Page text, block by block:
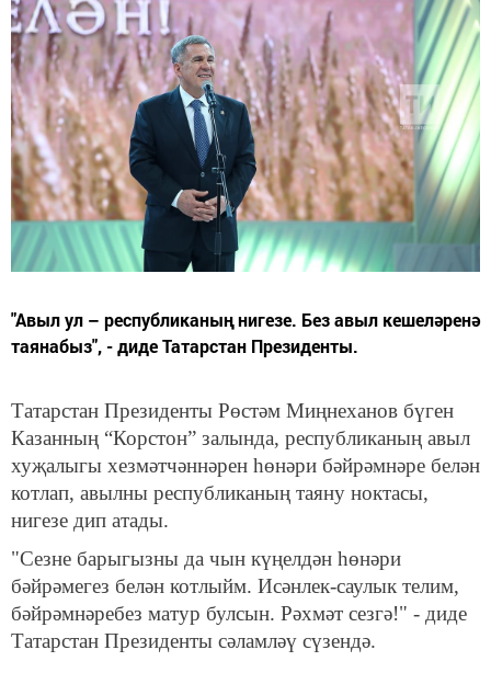
"Авыл ул – республиканың нигезе. Без авыл кешеләренә
таянабыз", - диде Татарстан Президенты.
Татарстан Президенты Рөстәм Миңнеханов бүген
Казанның “Корстон” залында, республиканың авыл
хуҗалыгы хезмәтчәннәрен һөнәри бәйрәмнәре белән
котлап, авылны республиканың таяну ноктасы,
нигезе дип атады.
"Сезне барыгызны да чын күңелдән һөнәри
бәйрәмегез белән котлыйм. Исәнлек-саулык телим,
бәйрәмнәребез матур булсын. Рәхмәт сезгә!" - диде
Татарстан Президенты сәламләү сүзендә.